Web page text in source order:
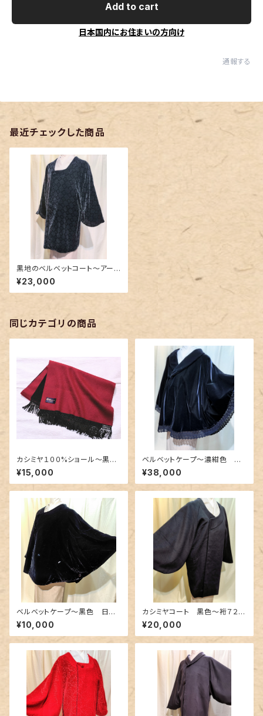
Add to cart
日本国内にお住まいの方向け
通報する
最近チェックした商品
黒地のベルベットコート〜アー
ルデコな菱形柄〜
¥23,000
同じカテゴリの商品
カシミヤ１００%ショール〜黒色
×深紅色のリバーシブル〜
¥15,000
ベルベットケープ〜濃紺色 裾
が上質な幅広レース〜
¥38,000
ベルベットケープ〜黒色 日本
製〜
¥10,000
カシミヤコート 黒色〜裄７２c
m〜
¥20,000